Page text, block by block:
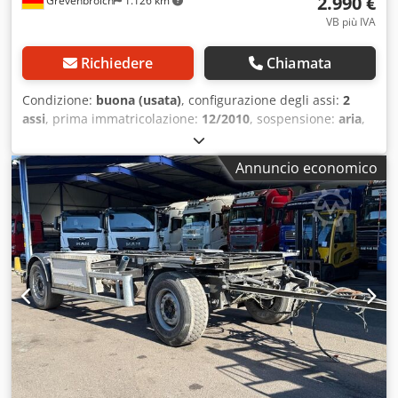
VB più IVA
Richiedere Chiamata
Condizione: buona (usata), configurazione degli assi: 2
assi, prima immatricolazione: 12/2010, sospensione: aria,
, Sospensione: Sospensione
pneumatica Peso a vuoto: 4.460 kg Carico utile: 14.540 kg
Peso totale ammesso: 19.000 kg Condizioni tecniche:
buone Condizioni estetiche: buone Numero veicolo:
Rimorchio scarrabile: 01 Robusto Kaiser / scarrabile / 2
assi .: VHRR2102PA2C00490 Chodpjy Hdiiofx Ah Sja Peso a
vuoto: 4460 Peso totale: 19000 = Informazioni aziendali =
Nessuna responsabilità per errori di stampa e di battitura,
modifiche, vendita anticipata ed errori riservati! Al Shogran
GmbH An der Glashütte 15 41516 Grevenbroich Tel.:
Mobile: Sig.ra Sabine Faust Email.
Annuncio economico